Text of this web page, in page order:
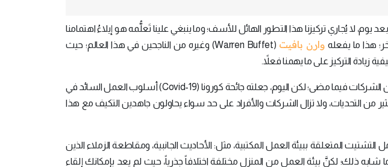
لا يُجاري تركيزنا هذا التطور الهائل للأسف؛ وما ينبغي علينا تَعلُّمه هو إيلاءُ اهتمامنا
هذا ما يفعله وارن بافيت
(Warren Buffet) وغيره من الناجحين في هذا العالم؛ حيث
زيادة التركيز على ما يهمنا فعلاً.
نموذجاً تتبعه الكثير من الشركات فيما مضى؛ لكن اليوم، جعلته جائحة كورونا (Covid-19) أسلوب العمل السائد في
من التحديات، ولا تزال الشركات والأفراد على حد سواء يحاولون جاهدين التكيف مع هذا
المتعلقة ببيئة العمل المكتبية، مثل: الأحاديث الجانبية، ومقاطعة الزملاء الذين
ذلك؛ لكنَّ بيئة العمل من المنزل مختلفة اختلافاً جذرياً، حيث لم يعد بإمكانك إلقاء